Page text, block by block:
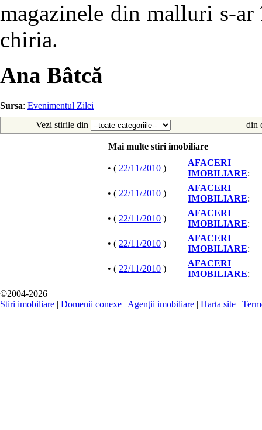
magazinele din malluri s-
chiria.
Ana Bâtcă
Sursa: Evenimentul Zilei
Vezi stirile din
din
Mai multe stiri imobiliare
• ( 22/11/2010 )
AFACERI
IMOBILIARE:
• ( 22/11/2010 )
AFACERI
IMOBILIARE:
• ( 22/11/2010 )
AFACERI
IMOBILIARE:
• ( 22/11/2010 )
AFACERI
IMOBILIARE:
• ( 22/11/2010 )
AFACERI
IMOBILIARE:
©2004-2026
Stiri imobiliare | Domenii conexe | Agenţii imobiliare | Harta site |